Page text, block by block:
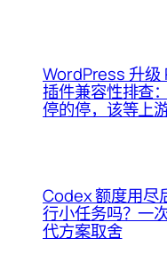
WordPress 升级
插件兼容性排查
停的停，该等上
Codex 额度用尽
行小任务吗？一
代方案取舍